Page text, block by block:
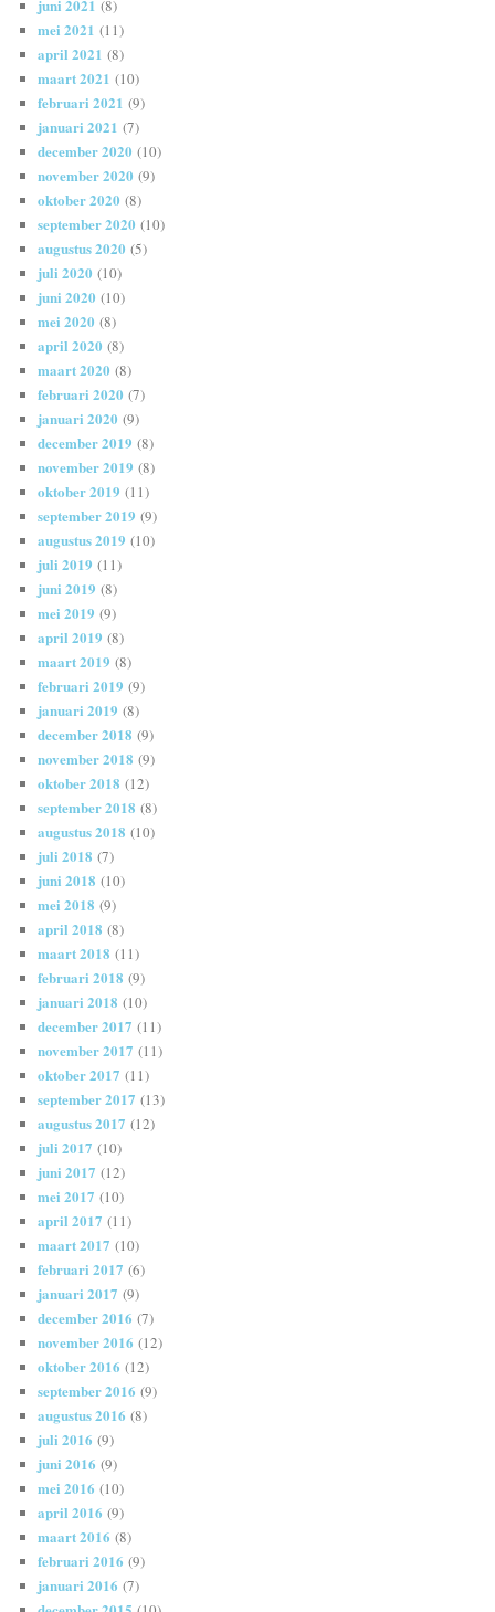
juni 2021 (8)
mei 2021 (11)
april 2021 (8)
maart 2021 (10)
februari 2021 (9)
januari 2021 (7)
december 2020 (10)
november 2020 (9)
oktober 2020 (8)
september 2020 (10)
augustus 2020 (5)
juli 2020 (10)
juni 2020 (10)
mei 2020 (8)
april 2020 (8)
maart 2020 (8)
februari 2020 (7)
januari 2020 (9)
december 2019 (8)
november 2019 (8)
oktober 2019 (11)
september 2019 (9)
augustus 2019 (10)
juli 2019 (11)
juni 2019 (8)
mei 2019 (9)
april 2019 (8)
maart 2019 (8)
februari 2019 (9)
januari 2019 (8)
december 2018 (9)
november 2018 (9)
oktober 2018 (12)
september 2018 (8)
augustus 2018 (10)
juli 2018 (7)
juni 2018 (10)
mei 2018 (9)
april 2018 (8)
maart 2018 (11)
februari 2018 (9)
januari 2018 (10)
december 2017 (11)
november 2017 (11)
oktober 2017 (11)
september 2017 (13)
augustus 2017 (12)
juli 2017 (10)
juni 2017 (12)
mei 2017 (10)
april 2017 (11)
maart 2017 (10)
februari 2017 (6)
januari 2017 (9)
december 2016 (7)
november 2016 (12)
oktober 2016 (12)
september 2016 (9)
augustus 2016 (8)
juli 2016 (9)
juni 2016 (9)
mei 2016 (10)
april 2016 (9)
maart 2016 (8)
februari 2016 (9)
januari 2016 (7)